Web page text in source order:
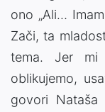
ono „Ali…
Zači, ta
tema. Jer mi
oblikujemo,
govori Nataša